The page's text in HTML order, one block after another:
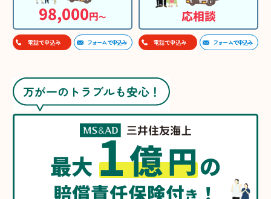
98,000円〜
電話で申込み フォームで申込み
応相談
電話で申込み フォームで申込み
万が一のトラブルも安心！
最大1億円の
賠償責任保険付 ！